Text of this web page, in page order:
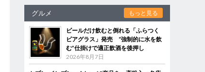
グルメ もっと見る
ビールだけ飲むと倒れる「ふらつく
ビアグラス」発売 “強制的に水を飲
む”仕掛けで適正飲酒を後押し
2026年8月7日